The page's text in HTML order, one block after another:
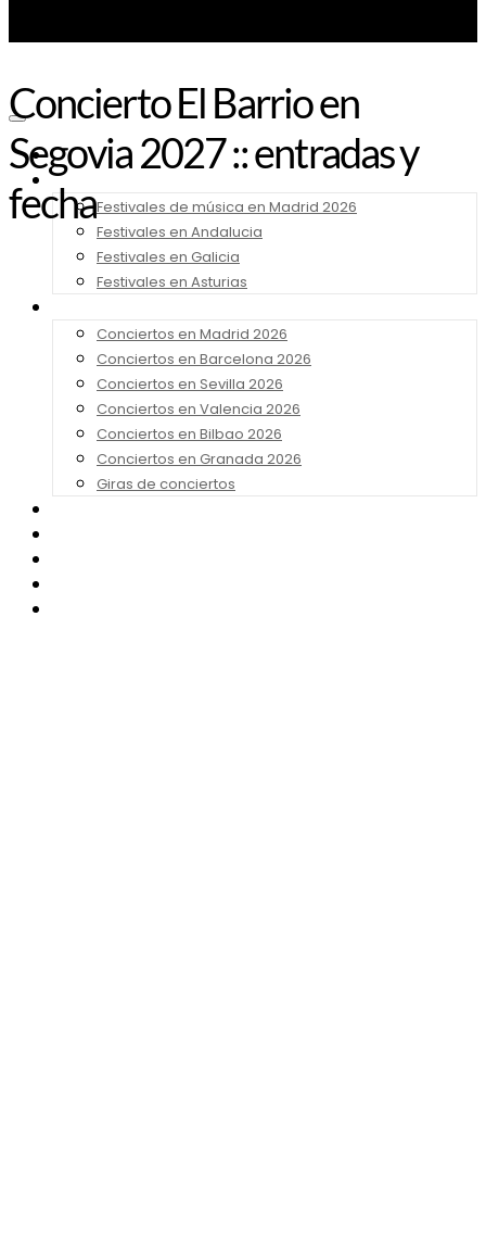
Noticias
Festivales 2026
Festivales de música en Madrid 2026
Festivales en Andalucia
Festivales en Galicia
Festivales en Asturias
Conciertos en Madrid 2026
Conciertos en Barcelona 2026
Conciertos en Sevilla 2026
Conciertos en Valencia 2026
Conciertos en Bilbao 2026
Conciertos en Granada 2026
Giras de conciertos
Concierto El Barrio en
Segovia 2027 :: entradas y
fecha